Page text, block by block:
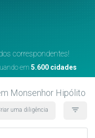
correspondentes!
em 5.600 cidades
Monsenhor Hipólito
filter_list
uma diligência